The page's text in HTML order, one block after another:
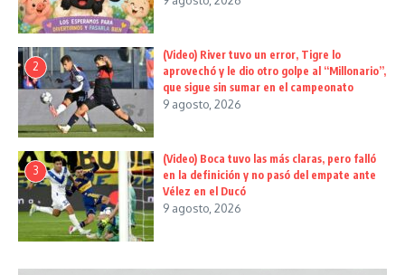
2
(Video) River tuvo un error, Tigre lo
aprovechó y le dio otro golpe al “Millonario”,
que sigue sin sumar en el campeonato
9 agosto, 2026
3
(Video) Boca tuvo las más claras, pero falló
en la definición y no pasó del empate ante
Vélez en el Ducó
9 agosto, 2026